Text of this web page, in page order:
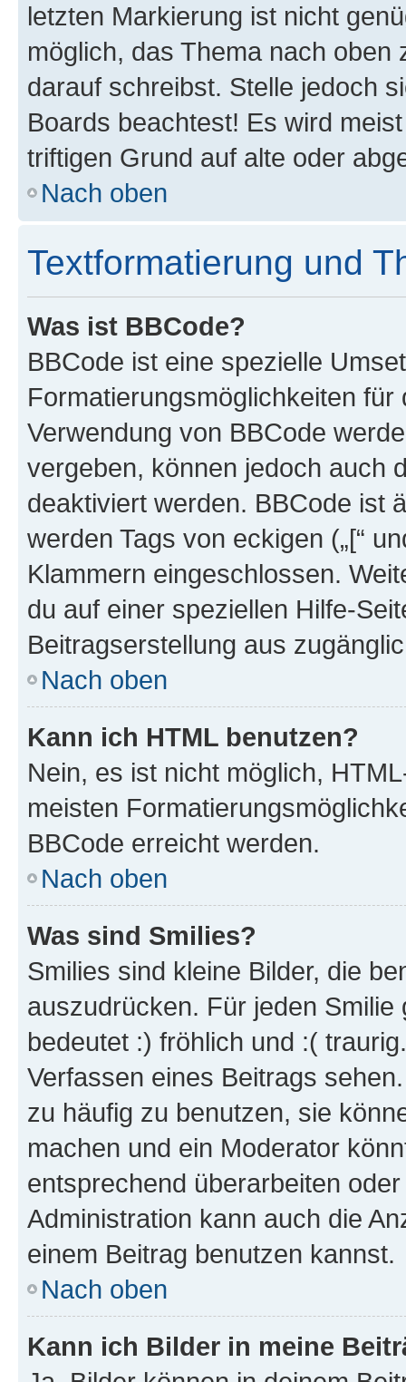
letzten Markierung ist nicht
möglich, das Thema nach oben
darauf schreibst. Stelle jedoch
Boards beachtest! Es wird
triftigen Grund auf alte oder
Nach oben
Textformatierung und
Was ist BBCode?
BBCode ist eine spezielle
Formatierungsmöglichkeiten
Verwendung von BBCode
vergeben, können jedoch auch
deaktiviert werden. BBCode ist
werden Tags von eckigen („[“
Klammern eingeschlossen.
du auf einer speziellen Hilfe-
Beitragserstellung aus
Nach oben
Kann ich HTML benutzen?
Nein, es ist nicht möglich,
meisten
BBCode erreicht werden.
Nach oben
Was sind Smilies?
Smilies sind kleine Bilder, die
auszudrücken. Für jeden
bedeutet :) fröhlich und :(
Verfassen eines Beitrags
zu häufig zu benutzen, sie
machen und ein Moderator
entsprechend überarbeiten
Administration kann auch die
einem Beitrag benutzen kannst.
Nach oben
Kann ich Bilder in meine